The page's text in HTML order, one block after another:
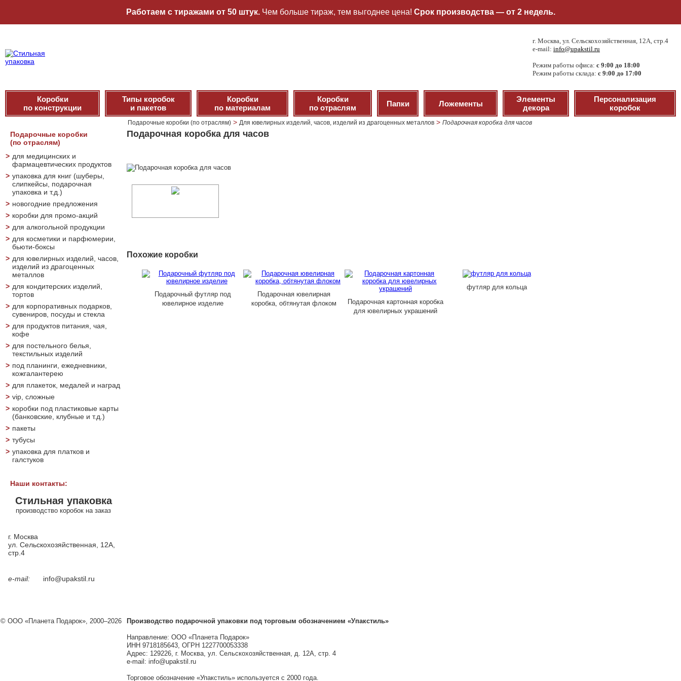
Работаем с тиражами от 50 штук. Чем больше тираж, тем выгоднее цена! Срок производства — от 2 недель.
г. Москва, ул. Сельскохозяйственная, 12А, стр.4
e-mail: info@upakstil.ru
Режим работы офиса: с 9:00 до 18:00
Режим работы склада: с 9:00 до 17:00
Коробки
по конструкции
Типы коробок
и пакетов
Коробки
по материалам
Коробки
по отраслям
Папки Ложементы
Элементы
декора
Персонализация
коробок
Подарочные коробки (по отраслям) > Для ювелирных изделий, часов, изделий из драгоценных металлов > Подарочная коробка для часов
Подарочные коробки
(по отраслям)
> для медицинских и
фармацевтических продуктов
> упаковка для книг (шуберы,
слипкейсы, подарочная
упаковка и т.д.)
> новогодние предложения
> коробки для промо-акций
> для алкогольной продукции
> для косметики и парфюмерии,
бьюти-боксы
> для ювелирных изделий, часов,
изделий из драгоценных
металлов
> для кондитерских изделий,
тортов
> для корпоративных подарков,
сувениров, посуды и стекла
> для продуктов питания, чая,
кофе
> для постельного белья,
текстильных изделий
> под планинги, ежедневники,
кожгалантерею
> для плакеток, медалей и наград
> vip, сложные
> коробки под пластиковые карты
(банковские, клубные и т.д.)
> пакеты
> тубусы
> упаковка для платков и
галстуков
Наши контакты:
Стильная упаковка
производство коробок на заказ
г. Москва
ул. Сельскохозяйственная, 12А,
стр.4
e-mail: info@upakstil.ru
Подарочная коробка для часов
Похожие коробки
Подарочный футляр под
ювелирное изделие
Подарочная ювелирная
коробка, обтянутая флоком
Подарочная картонная коробка
для ювелирных украшений
футляр для кольца
© ООО «Планета Подарок», 2000–2026 Производство подарочной упаковки под торговым обозначением «Упакстиль»
Направление: ООО «Планета Подарок»
ИНН 9718185643, ОГРН 1227700053338
Адрес: 129226, г. Москва, ул. Сельскохозяйственная, д. 12А, стр. 4
e-mail: info@upakstil.ru
Торговое обозначение «Упакстиль» используется с 2000 года.